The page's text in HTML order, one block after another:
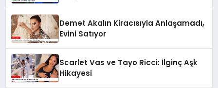
Demet Akalın Kiracısıyla Anlaşamadı,
Evini Satıyor
Scarlet Vas ve Tayo Ricci: İlginç Aşk
Hikayesi